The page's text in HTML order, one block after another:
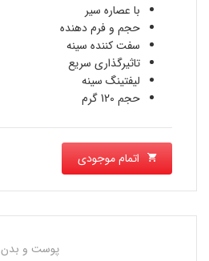
با عصاره سیر
حجم و فرم دهنده
سفت کننده سینه
تاثیرگذاری سریع
لیفتینگ سینه
حجم 120 گرم
اتمام موجودی
پوست و بدن